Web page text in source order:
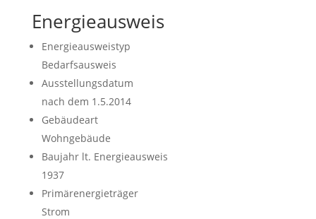
Energieausweis
Energieausweistyp
Bedarfs­ausweis
Ausstellungsdatum
nach dem 1.5.2014
Gebäudeart
Wohngebäude
Baujahr lt. Energieausweis
1937
Primärenergieträger
Strom